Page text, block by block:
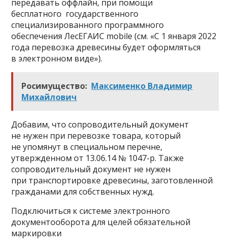
передавать оффлайн, при помощи
бесплатного государственного
специализированного программного
обеспечения ЛесЕГАИС mobile (см. «С 1 января 2022
года перевозка древесины будет оформляться
в электронном виде»).
Росимущество: Максименко Владимир
Михайлович
Добавим, что сопроводительный документ
не нужен при перевозке товара, который
не упомянут в специальном перечне,
утвержденном от 13.06.14 № 1047-р. Также
сопроводительный документ не нужен
при транспортировке древесины, заготовленной
гражданами для собственных нужд.
Подключиться к системе электронного
документооборота для целей обязательной
маркировки